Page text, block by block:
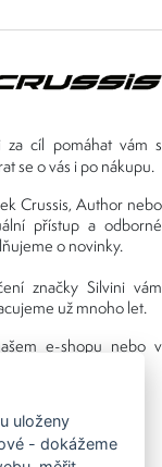
za cíl pomáhat vám s
se o vás i po nákupu.
Crussis, Author nebo
přístup a odborné
o novinky.
značky Silvini vám
už mnoho let.
e-shopu nebo v
URAN.
uloženy
- dokážeme